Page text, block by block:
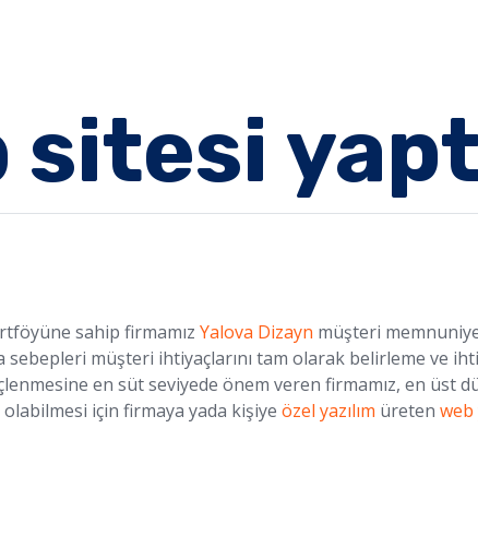
sitesi
sahip firmamız Yalova Dizayn müşteri
müşteri ihtiyaçlarını tam olarak belirleme ve
en süt seviyede önem veren firmamız, en üst
için firmaya yada kişiye özel yazılım üreten web